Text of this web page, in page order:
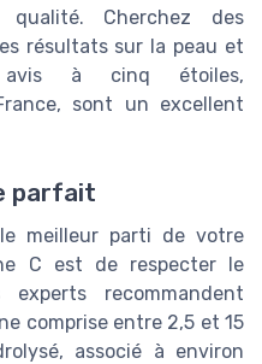
Cherchez des
résultats sur la peau et
avis à cinq étoiles,
sont un excellent
parfait
meilleur parti de votre
C est de respecter le
experts recommandent
comprise entre 2,5 et 15
associé à environ